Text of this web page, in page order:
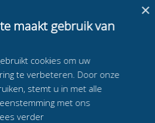
bij
Lisa van der Geest
Merel Bosma
bij
×
maakt gebruik van
cookies om uw
te verbeteren. Door onze
stemt u in met alle
met ons
verder